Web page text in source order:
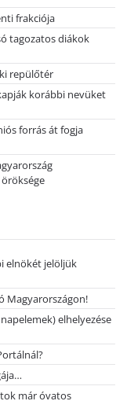
frakciója
tagozatos diákok
repülőtér
korábbi nevüket
forrás át fogja
elnökét jelöljük
Magyarországon!
elhelyezése
már óvatos